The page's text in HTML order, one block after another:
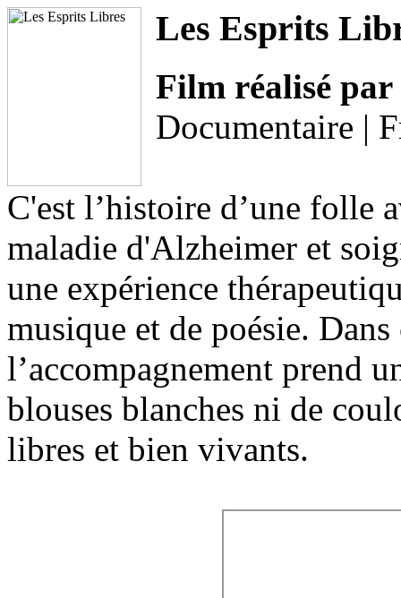
Les Esprits
Film réalisé
Documentaire |
C'est l’histoire d’une folle
maladie d'Alzheimer et
une expérience
musique et de poésie.
l’accompagnement prend
blouses blanches ni de
libres et bien vivants.